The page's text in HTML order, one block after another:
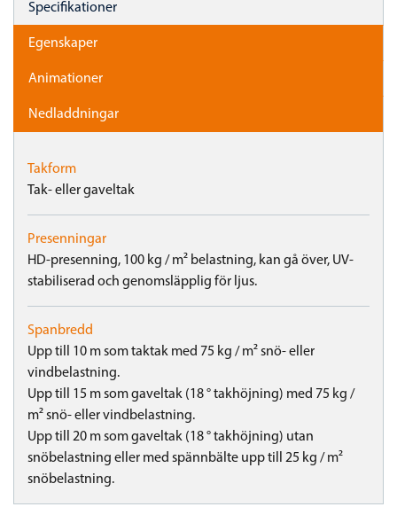
Specifikationer
Egenskaper
Animationer
Nedladdningar
Takform
Tak- eller gaveltak
Presenningar
HD-presenning, 100 kg / m² belastning, kan gå över, UV-
stabiliserad och genomsläpplig för ljus.
Spanbredd
Upp till 10 m som taktak med 75 kg / m² snö- eller
vindbelastning.
Upp till 15 m som gaveltak (18 ° takhöjning) med 75 kg /
m² snö- eller vindbelastning.
Upp till 20 m som gaveltak (18 ° takhöjning) utan
snöbelastning eller med spännbälte upp till 25 kg / m²
snöbelastning.